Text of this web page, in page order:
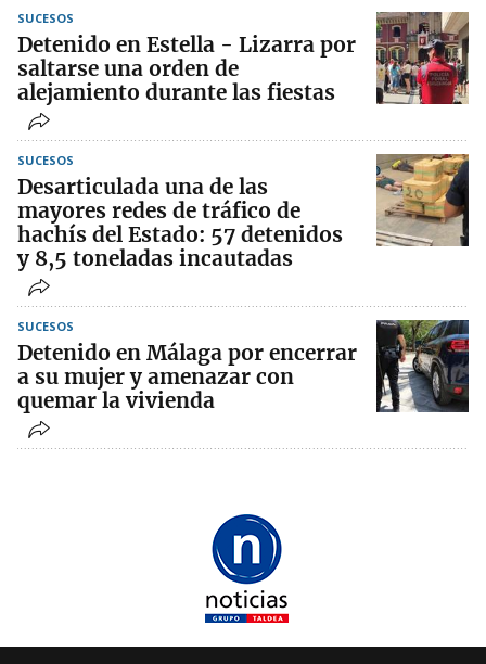
SUCESOS
Detenido en Estella - Lizarra por
saltarse una orden de
alejamiento durante las fiestas
SUCESOS
Desarticulada una de las
mayores redes de tráfico de
hachís del Estado: 57 detenidos
y 8,5 toneladas incautadas
SUCESOS
Detenido en Málaga por encerrar
a su mujer y amenazar con
quemar la vivienda